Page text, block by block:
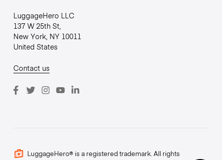
LuggageHero LLC
137 W 25th St,
New York, NY 10011
United States
Contact us
LuggageHero® is a registered trademark. All rights